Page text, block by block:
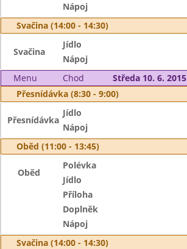
Nápoj
Svačina (14:00 - 14:30)
Svačina
Jídlo
Nápoj
Menu
Chod
Středa 10. 6. 2015
Přesnídávka (8:30 - 9:00)
Přesnídávka
Jídlo
Nápoj
Oběd (11:00 - 13:45)
Oběd
Polévka
Jídlo
Příloha
Doplněk
Nápoj
Svačina (14:00 - 14:30)